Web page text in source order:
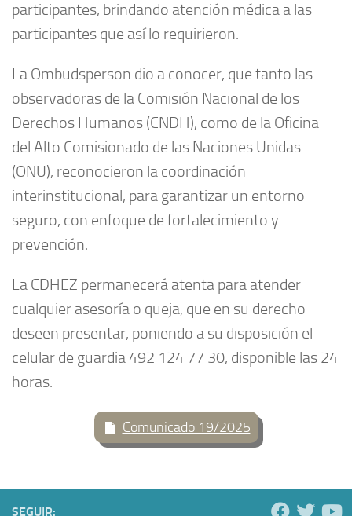
participantes, brindando atención médica a las
participantes que así lo requirieron.
La Ombudsperson dio a conocer, que tanto las
observadoras de la Comisión Nacional de los
Derechos Humanos (CNDH), como de la Oficina
del Alto Comisionado de las Naciones Unidas
(ONU), reconocieron la coordinación
interinstitucional, para garantizar un entorno
seguro, con enfoque de fortalecimiento y
prevención.
La CDHEZ permanecerá atenta para atender
cualquier asesoría o queja, que en su derecho
deseen presentar, poniendo a su disposición el
celular de guardia 492 124 77 30, disponible las 24
horas.
Comunicado 19/2025
SEGUIR: